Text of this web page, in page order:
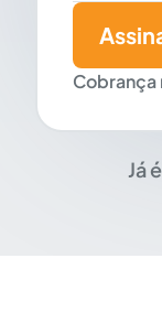
Cobrança
Já